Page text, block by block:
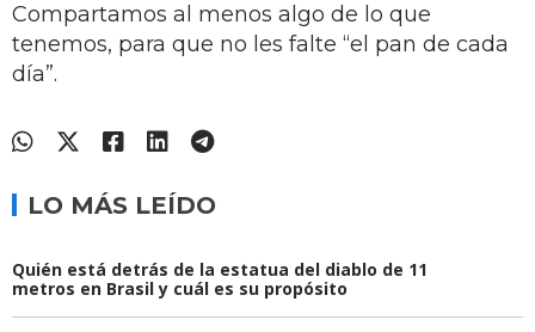
Compartamos al menos algo de lo que
tenemos, para que no les falte “el pan de cada
día”.
LO MÁS LEÍDO
Quién está detrás de la estatua del diablo de 11
metros en Brasil y cuál es su propósito